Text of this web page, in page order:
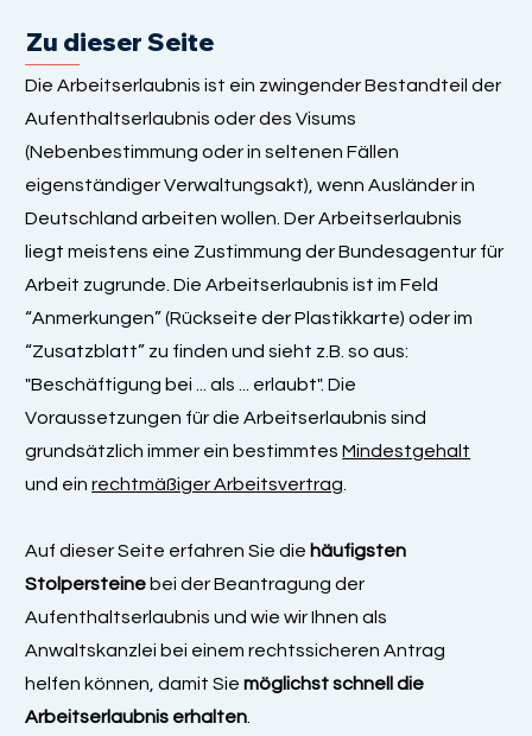
Zu dieser Seite
Die Arbeitserlaubnis ist ein zwingender Bestandteil der
Aufenthaltserlaubnis oder des Visums
(Nebenbestimmung oder in seltenen Fällen
eigenständiger Verwaltungsakt), wenn Ausländer in
Deutschland arbeiten wollen. Der Arbeitserlaubnis
liegt meistens eine Zustimmung der Bundesagentur für
Arbeit zugrunde. Die Arbeitserlaubnis ist im Feld
“Anmerkungen” (Rückseite der Plastikkarte) oder im
“Zusatzblatt” zu finden und sieht z.B. so aus:
"Beschäftigung bei ... als ... erlaubt". Die
Voraussetzungen für die Arbeitserlaubnis sind
grundsätzlich immer ein bestimmtesMindestgehalt
und einrechtmäßiger Arbeitsvertrag.
Auf dieser Seite erfahren Sie die häufigsten
Stolpersteine bei der Beantragung der
Aufenthaltserlaubnis und wie wir Ihnen als
Anwaltskanzlei bei einem rechtssicheren Antrag
helfen können, damit Siemöglichst schnell die
Arbeitserlaubnis erhalten.